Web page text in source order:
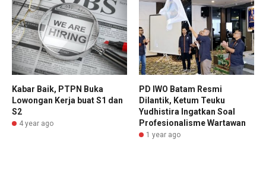
Kabar Baik, PTPN Buka
Lowongan Kerja buat S1 dan
S2
4 year ago
PD IWO Batam Resmi
Dilantik, Ketum Teuku
Yudhistira Ingatkan Soal
Profesionalisme Wartawan
1 year ago